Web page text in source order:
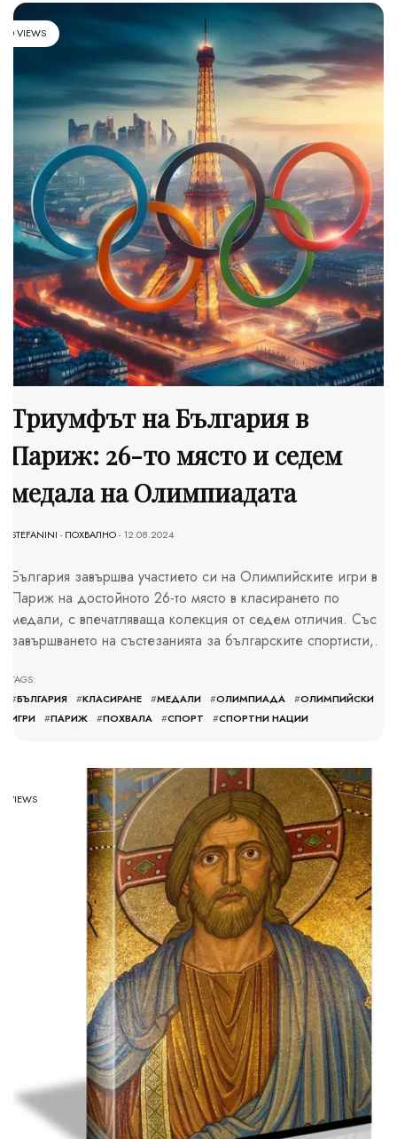
VIEWS
Триумфът на България в
Париж: 26-то място и седем
медала на Олимпиадата
STEFANINI -ПОХВАЛНО- 12.08.2024
България завършва участието си на Олимпийските игри в
Париж на достойното 26-то място в класирането по
медали, с впечатляваща колекция от седем отличия. Със
завършването на състезанията за българските спортисти,.
TAGS:
#БЪЛГАРИЯ #КЛАСИРАНЕ #МЕДАЛИ #ОЛИМПИАДА #ОЛИМПИЙСКИ
ИГРИ
#ПАРИЖ #ПОХВАЛА #СПОРТ #СПОРТНИ НАЦИИ
VIEWS